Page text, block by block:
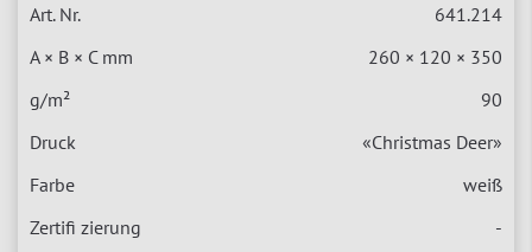
641.214
260 × 120 × 350
90
«Christmas Deer»
weiß
-